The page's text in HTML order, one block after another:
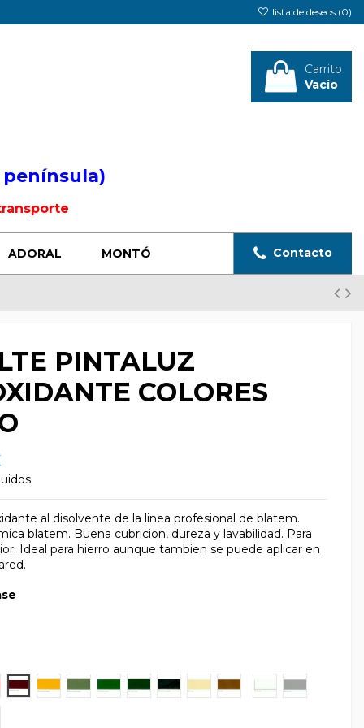
lista de deseos (0)
Carrito
Vacío
ADORAL MONTÓ Contacto
PINTALUZ
COLORES
al disolvente de la linea profesional de blatem.
blatem. Buena cubricion, dureza y lavabilidad. Para
Ideal para hierro aunque tambien se puede aplicar en
Bermellón
Rojo Carruajes
Amarillo Medio
Verde Maquinaria
Verde Hierba
Verde Mayo
Verde Carruajes
CremaOcre PardoBlancoGris Perla